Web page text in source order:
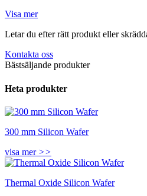
Visa mer
Letar du efter rätt produkt eller
Kontakta oss
Bästsäljande produkter
Heta produkter
300 mm Silicon Wafer
visa mer >>
Thermal Oxide Silicon Wafer